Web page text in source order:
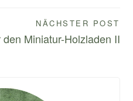
NÄCHSTER POST
Miniatur-Holzladen II